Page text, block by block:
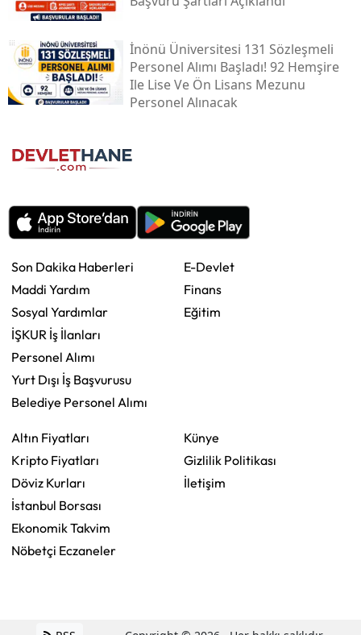
İnönü Üniversitesi 131 Sözleşmeli
Personel Alımı Başladı! 92 Hemşire
Ile Lise Ve Ön Lisans Mezunu
Personel Alınacak
Son Dakika Haberleri
Maddi Yardım
Sosyal Yardımlar
İŞKUR İş İlanları
Personel Alımı
Yurt Dışı İş Başvurusu
Belediye Personel Alımı
E-Devlet
Finans
Eğitim
Altın Fiyatları
Kripto Fiyatları
Döviz Kurları
İstanbul Borsası
Ekonomik Takvim
Nöbetçi Eczaneler
Künye
Gizlilik Politikası
İletişim